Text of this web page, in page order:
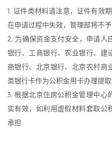
1. 证件类材料请注意，证件有效
在申请过程中失效，管理部将不
2. 为确保资金支付安全，申请人
银行、工商银行、农业银行、建
商银行、北京银行、北京农村商
类银行卡作为公积金用卡办理提
3. 根据北京住房公积金管理中心
实有效，如利用虚假材料套取公
承担